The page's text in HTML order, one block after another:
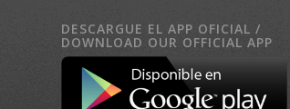
DESCARGUE EL APP OFICIAL /
DOWNLOAD OUR OFFICIAL APP